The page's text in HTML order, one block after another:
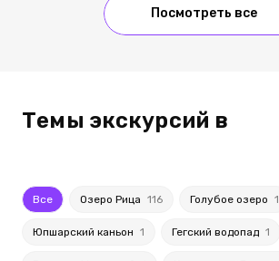
Посмотреть все
Темы экскурсий в
Все Озеро Рица 116 Голубое озеро 1
Юпшарский каньон 1 Гегский водопад 1